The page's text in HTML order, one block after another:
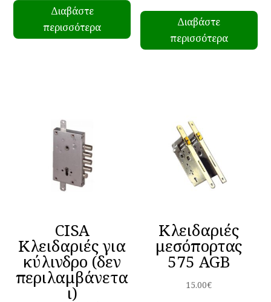
Διαβάστε
περισσότερα
Διαβάστε
περισσότερα
CISA
Κλειδαριές για
κύλινδρο (δεν
περιλαμβάνετα
ι)
Κλειδαριές
μεσόπορτας
575 AGB
15.00€